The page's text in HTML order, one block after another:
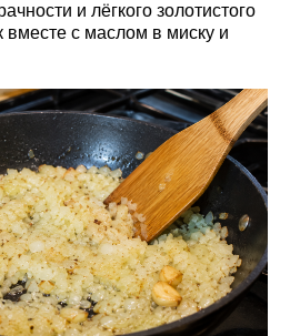
и лёгкого золотистого
вместе с маслом в миску и